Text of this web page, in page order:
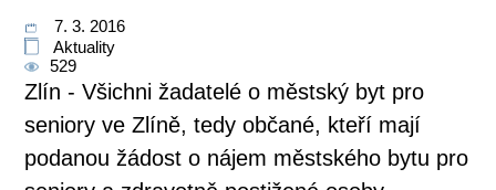
7. 3. 2016
Aktuality
529
Zlín - Všichni žadatelé o městský byt pro
seniory ve Zlíně, tedy občané, kteří mají
podanou žádost o nájem městského bytu pro